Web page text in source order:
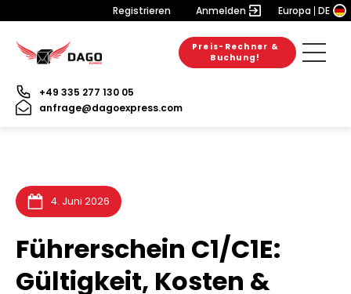
Registrieren Anmelden Europa DE
Preis-Rechner &
Buchung!
+49 335 277 130 05
anfrage@dagoexpress.com
4. Juni 2026
Führerschein C1/C1E:
Gültigkeit, Kosten &
6. August 2026
31. Juli 2026
28. Juli 2026